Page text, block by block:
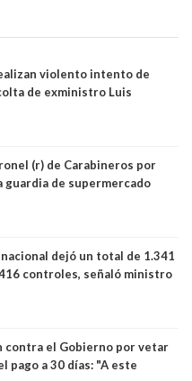
violento intento de
de exministro Luis
(r) de Carabineros por
de supermercado
dejó un total de 1.341
controles, señaló ministro
contra el Gobierno por vetar
pago a 30 días: "A este